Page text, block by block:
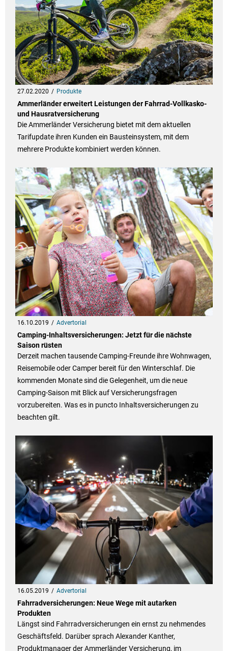
27.02.2020 Produkte
Ammerländer erweitert Leistungen der Fahrrad-Vollkasko-
und Hausratversicherung
Die Ammerländer Versicherung bietet mit dem aktuellen
Tarifupdate ihren Kunden ein Bausteinsystem, mit dem
mehrere Produkte kombiniert werden können.
16.10.2019 Advertorial
Camping-Inhaltsversicherungen: Jetzt für die nächste
Saison rüsten
Derzeit machen tausende Camping-Freunde ihre Wohnwagen,
Reisemobile oder Camper bereit für den Winterschlaf. Die
kommenden Monate sind die Gelegenheit, um die neue
Camping-Saison mit Blick auf Versicherungsfragen
vorzubereiten. Was es in puncto Inhaltsversicherungen zu
beachten gilt.
16.05.2019 Advertorial
Fahrradversicherungen: Neue Wege mit autarken
Produkten
Längst sind Fahrradversicherungen ein ernst zu nehmendes
Geschäftsfeld. Darüber sprach Alexander Kanther,
Produktmanager der Ammerländer Versicherung, im